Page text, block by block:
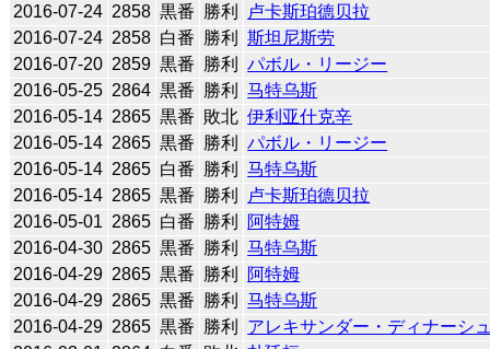
2016-07-24 2858 黒番 勝利
卢卡斯珀德贝拉
2016-07-24 2858 白番 勝利
斯坦尼斯劳
2016-07-20 2859 黒番 勝利
パボル・リージー
2016-05-25 2864 黒番 勝利
马特乌斯
2016-05-14 2865 黒番 敗北 伊利亚什克辛
2016-05-14 2865 黒番 勝利
パボル・リージー
2016-05-14 2865 白番 勝利
马特乌斯
2016-05-14 2865 黒番 勝利
卢卡斯珀德贝拉
2016-05-01 2865 白番 勝利
阿特姆
2016-04-30 2865 黒番 勝利
马特乌斯
2016-04-29 2865 黒番 勝利
阿特姆
2016-04-29 2865 黒番 勝利
马特乌斯
2016-04-29 2865 黒番 勝利
アレキサンダー・ディナーシ